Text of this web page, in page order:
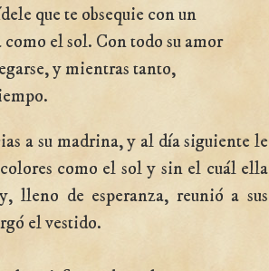
que te obsequie con un
el sol. Con todo su amor
y mientras tanto,
a su madrina, y al día siguiente le
como el sol y sin el cuál ella
lleno de esperanza, reunió a sus
el vestido.